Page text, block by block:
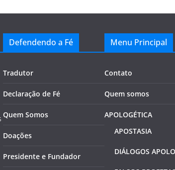
Defendendo a Fé
Tradutor
Declaração de Fé
Quem Somos
Doações
Presidente e Fundador
Menu Principal
Contato
Quem somos
APOLOGÉTICA
APOSTASIA
DIÁLOGOS